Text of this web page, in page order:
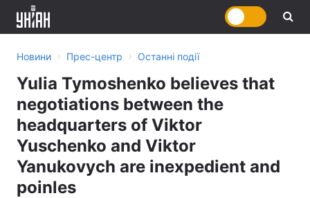
Новини › Прес-центр › Останні події
Yulia Tymoshenko believes that
negotiations between the
headquarters of Viktor
Yuschenko and Viktor
Yanukovych are inexpedient and
poinles